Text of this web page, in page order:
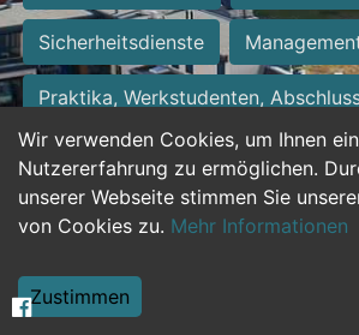
Wir verwenden Cookies, um Ihnen
Nutzererfahrung zu ermöglichen.
unserer Webseite stimmen Sie
von Cookies zu. Mehr Informationen
Zustimmen
Sicherheitsdienste
Praktika, Werkstudenten,
Personalwesen Assistenz,
Hilfskräfte, Aushilfs- und Nebenjobs
Weiterbildung, Studium, duale